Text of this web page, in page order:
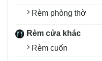
Rèm phòng thờ
Rèm cửa khác
Rèm cuốn